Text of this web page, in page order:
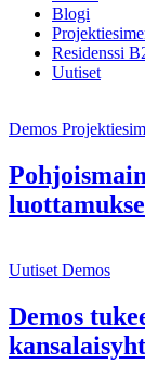
Blogi
Residenssi
Uutiset
Demos
Uutiset Demos
Demos